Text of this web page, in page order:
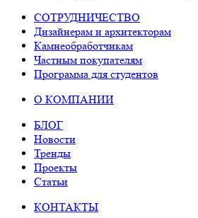
СОТРУДНИЧЕСТВО
Дизайнерам и архитекторам
Камнеобработчикам
Частным покупателям
Программа для студентов
О КОМПАНИИ
БЛОГ
Новости
Тренды
Проекты
Статьи
КОНТАКТЫ